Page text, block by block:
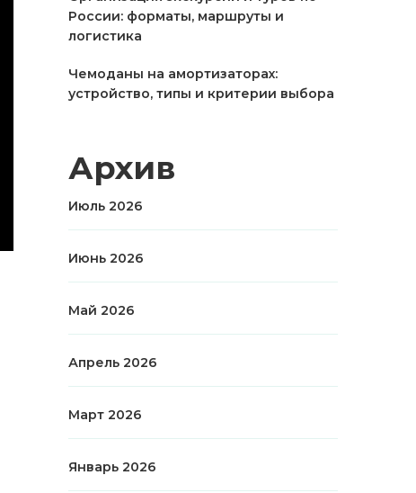
России: форматы, маршруты и
логистика
Чемоданы на амортизаторах:
устройство, типы и критерии выбора
Архив
Июль 2026
Июнь 2026
Май 2026
Апрель 2026
Март 2026
Январь 2026